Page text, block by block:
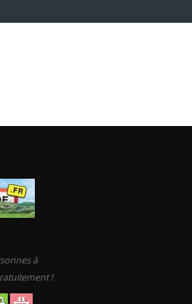
à
!